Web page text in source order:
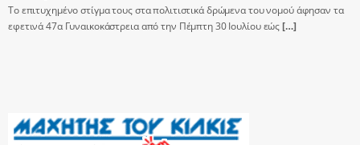
Το επιτυχημένο στίγμα τους στα πολιτιστικά δρώμενα του νομού άφησαν τα
εφετινά 47α Γυναικοκάστρεια από την Πέμπτη 30 Ιουλίου εώς[…]